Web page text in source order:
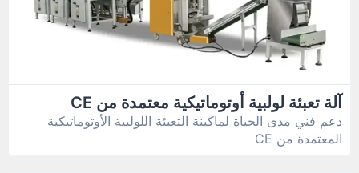
آلة تعبئة لولبية أوتوماتيكية معتمدة من CE
دعم فني مدى الحياة لماكينة التعبئة اللولبية الأوتوماتيكية
المعتمدة من CE